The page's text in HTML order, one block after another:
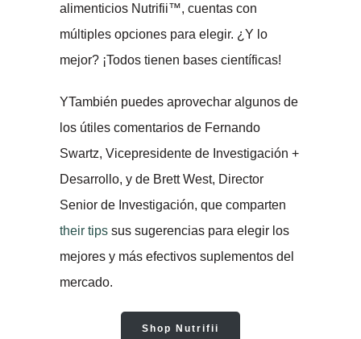
alimenticios Nutrifii™, cuentas con
múltiples opciones para elegir. ¿Y lo
mejor? ¡Todos tienen bases científicas!
YTambién puedes aprovechar algunos de
los útiles comentarios de Fernando
Swartz, Vicepresidente de Investigación +
Desarrollo, y de Brett West, Director
Senior de Investigación, que comparten
their tips sus sugerencias para elegir los
mejores y más efectivos suplementos del
mercado.
Shop Nutrifii